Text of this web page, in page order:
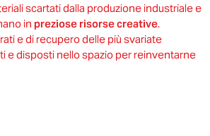
scartati dalla produzione industriale e
in preziose risorse creative.
e di recupero delle più svariate
e disposti nello spazio per reinventarne